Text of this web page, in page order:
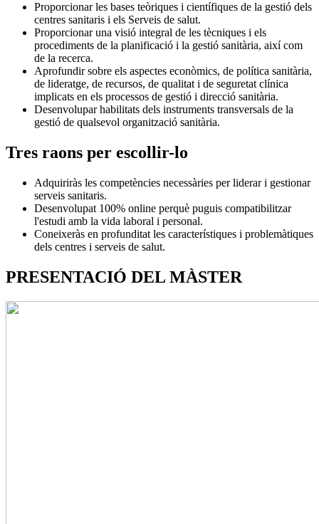
Proporcionar les bases teòriques i científiques de la gestió dels
centres sanitaris i els Serveis de salut.
Proporcionar una visió integral de les tècniques i els
procediments de la planificació i la gestió sanitària, així com
de la recerca.
Aprofundir sobre els aspectes econòmics, de política sanitària,
de lideratge, de recursos, de qualitat i de seguretat clínica
implicats en els processos de gestió i direcció sanitària.
Desenvolupar habilitats dels instruments transversals de la
gestió de qualsevol organització sanitària.
Tres raons per escollir-lo
Adquiriràs les competències necessàries per liderar i gestionar
serveis sanitaris.
Desenvolupat 100% online perquè puguis compatibilitzar
l'estudi amb la vida laboral i personal.
Coneixeràs en profunditat les característiques i problemàtiques
dels centres i serveis de salut.
PRESENTACIÓ DEL MÀSTER